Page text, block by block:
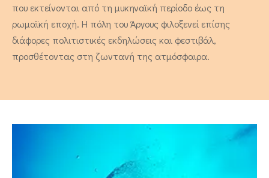
που εκτείνονται από τη μυκηναϊκή περίοδο έως τη
ρωμαϊκή εποχή. Η πόλη του Άργους φιλοξενεί επίσης
διάφορες πολιτιστικές εκδηλώσεις και φεστιβάλ,
προσθέτοντας στη ζωντανή της ατμόσφαιρα.